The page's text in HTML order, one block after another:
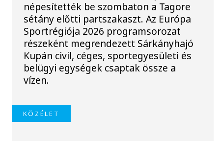
népesítették be szombaton a Tagore
sétány előtti partszakaszt. Az Európa
Sportrégiója 2026 programsorozat
részeként megrendezett Sárkányhajó
Kupán civil, céges, sportegyesületi és
belügyi egységek csaptak össze a
vízen.
KÖZÉLET